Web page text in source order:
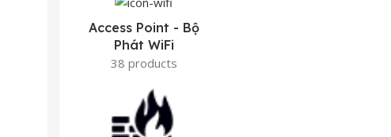
Access Point - Bộ
Phát WiFi
38 products